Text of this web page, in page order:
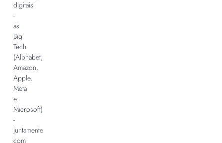
digitais
-
as
Big
Tech
(Alphabet,
Amazon,
Apple,
Meta
e
Microsoft)
-
juntamente
com